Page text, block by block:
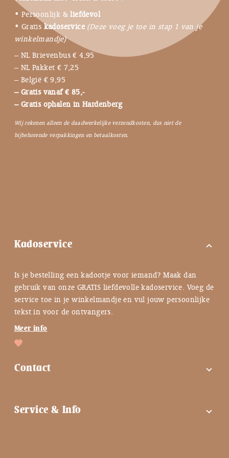
• Persoonlijk &liefdevol
• Gratis kadoservice (Deze voeg je toe in stap 1 van je
winkelmandje)
– NL Brievenbus € 4,95
– NL Pakket € 7,25
– België € 9,95
– Gratis vanaf € 85,-
– Gratis ophalen in Hardenberg
Wij rekenen alleen de daadwerkelijke verzendkosten, dus niet de
bijbehorende verpakkingen en betaalkosten.
Kadoservice expand_more
Is je bestelling een kadootje voor iemand? Maak dan
gebruik van onze GRATIS liefdevolle kadoservice. Voeg de
service toe in je winkelmandje en vul jouw persoonlijke
tekst in voor de ontvangers.
Meer info
Contact expand_more
Contactgegevens
Service & Info expand_more